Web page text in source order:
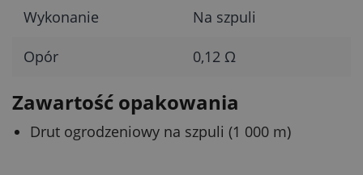
Wykonanie Na szpuli
Opór 0,12 Ω
Zawartość opakowania
Drut ogrodzeniowy na szpuli (1 000 m)